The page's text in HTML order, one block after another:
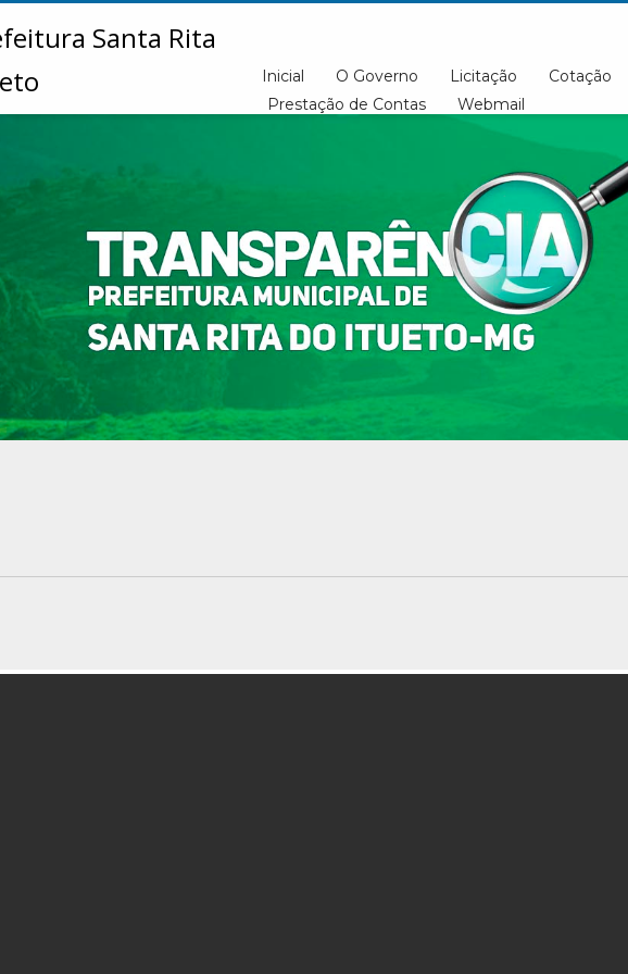
Inicial O Governo Licitação Cotação
Prestação de Contas
Webmail